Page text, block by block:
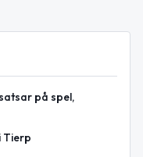
på spel,
Tierp